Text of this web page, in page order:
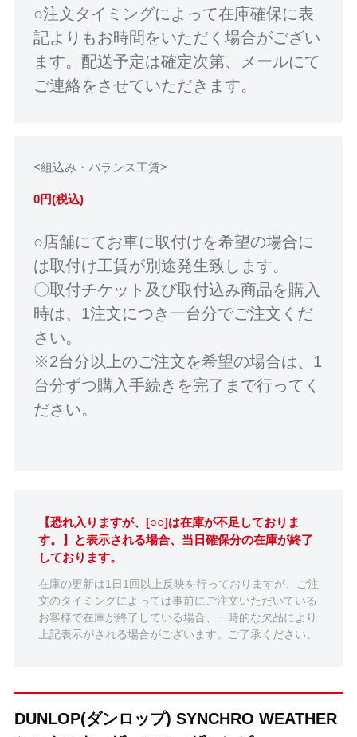
○注文タイミングによって在庫確保に表
記よりもお時間をいただく場合がござい
ます。配送予定は確定次第、メールにて
ご連絡をさせていただきます。
<組込み・バランス工賃>
0円(税込)
○店舗にてお車に取付けを希望の場合に
は取付け工賃が別途発生致します。
〇取付チケット及び取付込み商品を購入
時は、1注文につき一台分でご注文くだ
さい。
※2台分以上のご注文を希望の場合は、1
台分ずつ購入手続きを完了まで行ってく
ださい。
【恐れ入りますが、[○○]は在庫が不足しておりま
す。】と表示される場合、当日確保分の在庫が終了
しております。
在庫の更新は1日1回以上反映を行っておりますが、ご注
文のタイミングによっては事前にご注文いただいている
お客様で在庫が終了している場合、一時的な欠品により
上記表示がされる場合がございます。ご了承ください。
DUNLOP(ダンロップ) SYNCHRO WEATHER